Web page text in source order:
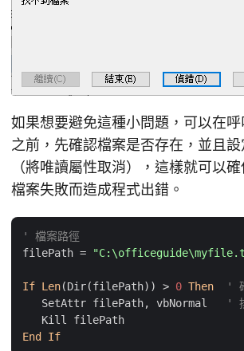
如果想要避免這種小問題，可以在呼
之前，先確認檔案是否存在，並且
（將唯讀屬性取消），這樣就可以
檔案失敗而造成程式出錯。
' 檔案路徑
filePath =
If Len(Dir(filePath)) > 0 Then
'
   SetAttr filePath, vbNormal
'
End If